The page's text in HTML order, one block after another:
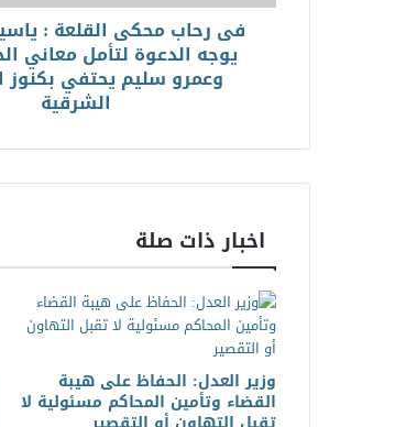
فى رحاب محكى القلعة :
يوجه الدعوة لتأمل معاني
وعمرو سليم يحتفي بكنوز
الشرقية
اخبار ذات صلة
وزير العدل: الحفاظ على هيبة
القضاء وتأمين المحاكم مسئولية لا